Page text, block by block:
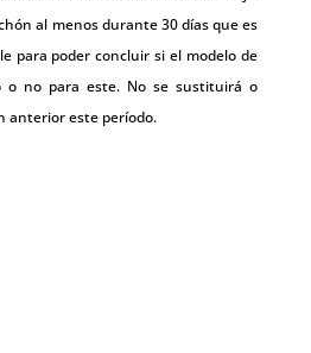
al menos durante 30 días que es
para poder concluir si el modelo de
o no para este. No se sustituirá o
anterior este período.